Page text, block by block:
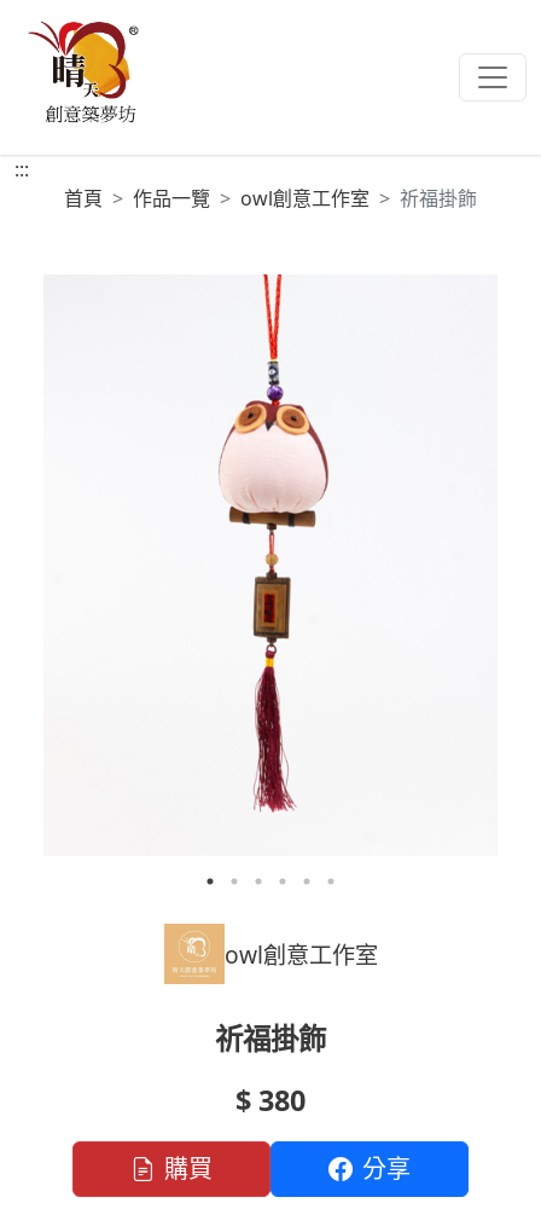
:::
首頁
作品一覽 owl創意工作室 祈福掛飾
owl創意工作室
祈福掛飾
$ 380
購買 分享